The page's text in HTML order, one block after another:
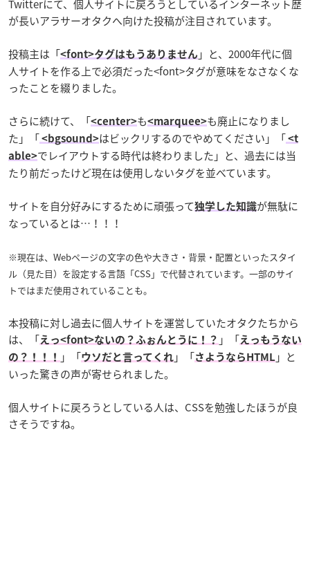
Twitterにて、個人サイトに戻ろうとしているインターネット歴
が長いアラサーオタクへ向けた投稿が注目されています。
投稿主は「<font>タグはもうありません 」と、2000年代に個
人サイトを作る上で必須だった<font>タグが意味をなさなくな
ったことを綴りました。
さらに続けて、「<center>も<marquee>も廃止になりまし
た」「 <bgsound>はビックリするのでやめてください」「 <t
able>でレイアウトする時代は終わりました」と、過去には当
たり前だったけど現在は使用しないタグを並べています。
サイトを自分好みにするために頑張って独学した知識が無駄に
なっているとは…！！！
※現在は、Webページの文字の色や大きさ・背景・配置といったスタイ
ル（見た目）を設定する言語「CSS」で代替されています。一部のサイ
トではまだ使用されていることも。
本投稿に対し過去に個人サイトを運営していたオタクたちから
は、「えっ<font>ないの？ふぉんとうに！？ 」「えっもうない
の？！！！
」「ウソだと言ってくれ 」「さようならHTML 」と
いった驚きの声が寄せられました。
個人サイトに戻ろうとしている人は、CSSを勉強したほうが良
さそうですね。